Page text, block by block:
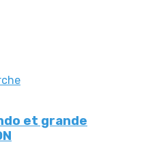
et grande